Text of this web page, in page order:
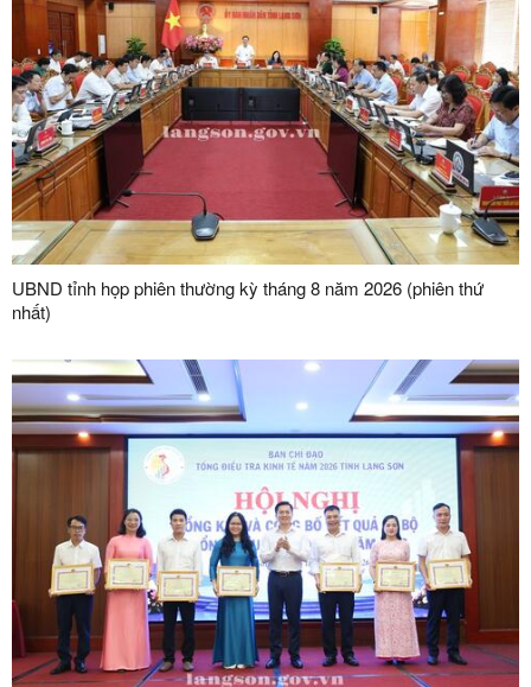
UBND tỉnh họp phiên thường kỳ tháng 8 năm 2026 (phiên thứ
nhất)